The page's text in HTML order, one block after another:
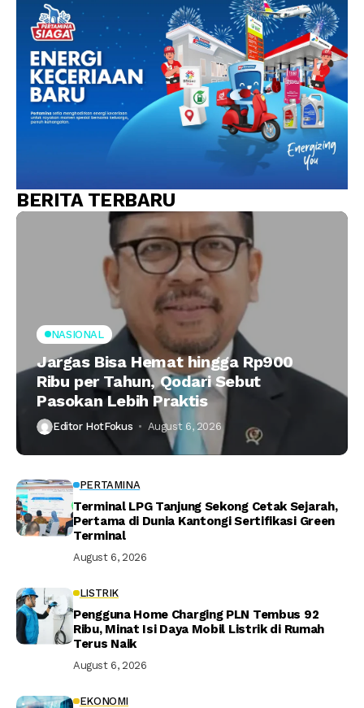
BERITA TERBARU
NASIONAL
Jargas Bisa Hemat hingga Rp900
Ribu per Tahun, Qodari Sebut
Pasokan Lebih Praktis
Editor HotFokus August 6, 2026
PERTAMINA
Terminal LPG Tanjung Sekong Cetak Sejarah,
Pertama di Dunia Kantongi Sertifikasi Green
Terminal
August 6, 2026
LISTRIK
Pengguna Home Charging PLN Tembus 92
Ribu, Minat Isi Daya Mobil Listrik di Rumah
Terus Naik
August 6, 2026
EKONOMI